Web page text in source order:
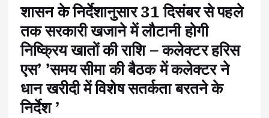
शासन के निर्देशानुसार 31 दिसंबर से पहले
तक सरकारी खजाने में लौटानी होगी
निष्क्रिय खातों की राशि – कलेक्टर हरिस
एस’ ’समय सीमा की बैठक में कलेक्टर ने
धान खरीदी में विशेष सतर्कता बरतने के
निर्देश ’